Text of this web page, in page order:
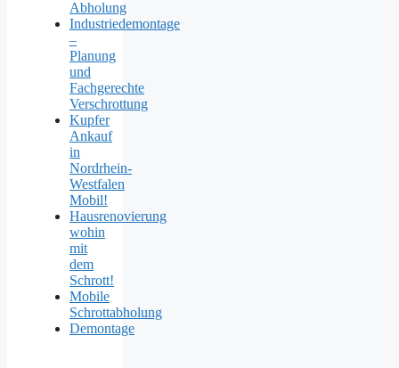
Abholung
Industriedemontage
–
Planung
und
Fachgerechte
Verschrottung
Kupfer
Ankauf
in
Nordrhein-
Westfalen
Mobil!
Hausrenovierung
wohin
mit
dem
Schrott!
Mobile
Schrottabholung
Demontage